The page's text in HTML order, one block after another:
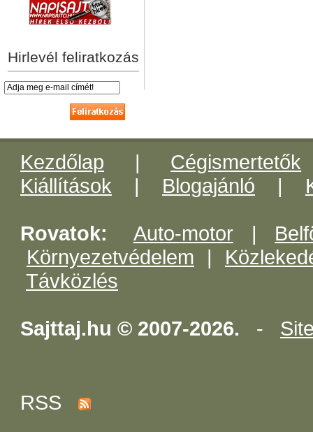
Hirlevél feliratkozás
Kezdőlap | Cégismertetők
Kiállítások | Blogajánló |
Rovatok: Auto-motor|
Környezetvédelem |
Távközlés
Sajttaj.hu © 2007-2026. -
RSS